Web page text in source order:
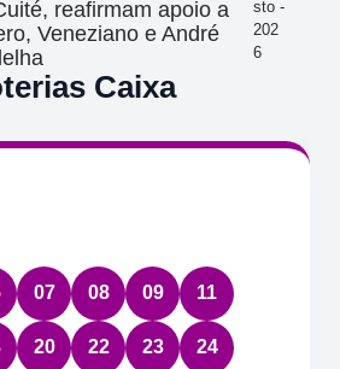
reafirmam apoio a
Veneziano e André
sto -
202
6
Caixa
07 08 09 11
20 22 23 24